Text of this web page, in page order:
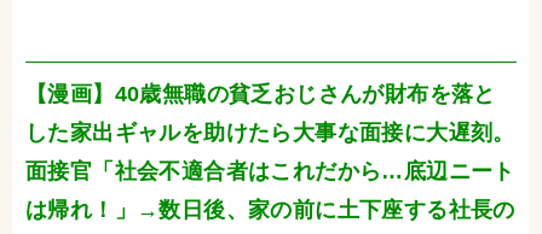
【漫画】40歳無職の貧乏おじさんが財布を落と
した家出ギャルを助けたら大事な面接に大遅刻。
面接官「社会不適合者はこれだから…底辺ニート
は帰れ！」→数日後、家の前に土下座する社長の